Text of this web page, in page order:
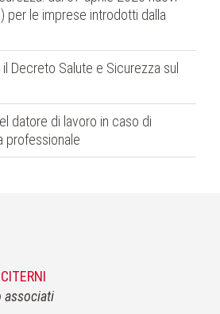
per le imprese introdotti dalla
Decreto Salute e Sicurezza sul
datore di lavoro in caso di
professionale
associati